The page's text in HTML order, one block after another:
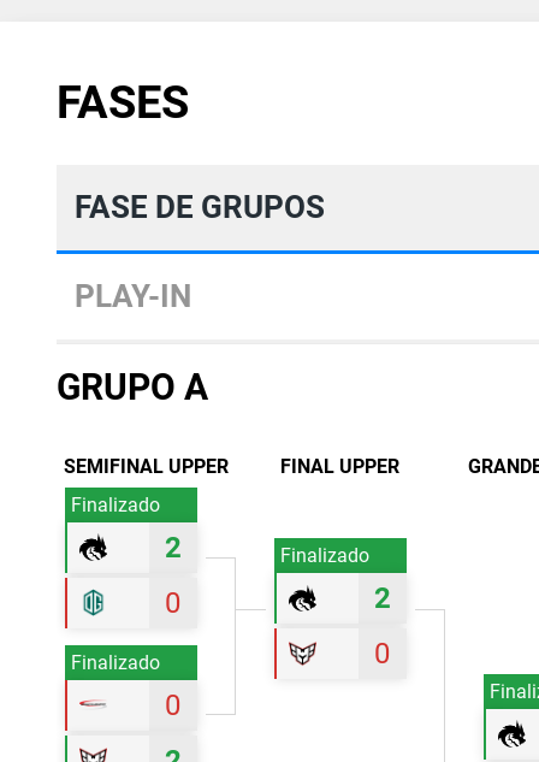
FASES
FASE DE GRUPOS
PLAY-IN
GRUPO A
FINAL UPPER
Finalizado
2
0
SEMIFINAL UPPER
Finalizado
2
0
Finalizado
0